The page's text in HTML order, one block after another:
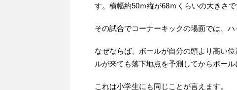
す。横幅約50ｍ縦が68ｍくらいの大きさで
その試合でコーナーキックの場面では、
なぜならば、ボールが自分の頭より高い
ルが来ても落下地点を予測してからボー
これは小学生にも同じことが言えます。